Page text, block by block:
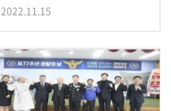
2022.11.15